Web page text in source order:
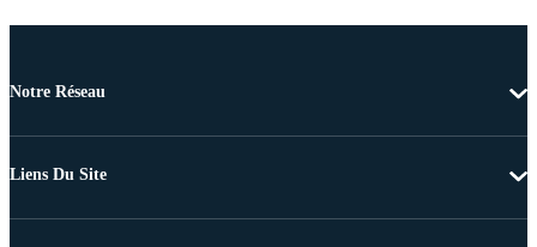
Notre Réseau
Liens Du Site